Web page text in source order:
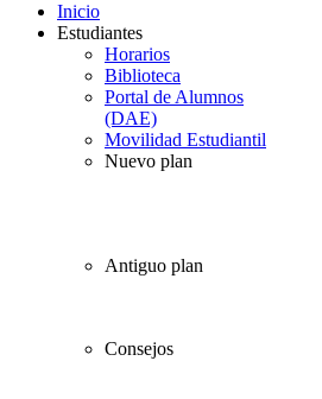
Inicio
Estudiantes
Horarios
Biblioteca
Portal de Alumnos
(DAE)
Movilidad Estudiantil
Nuevo plan
Antiguo plan
Consejos